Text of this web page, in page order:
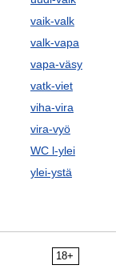
vaik-valk
valk-vapa
vapa-väsy
vatk-viet
viha-vira
vira-vyö
WC l-ylei
ylei-ystä
18+